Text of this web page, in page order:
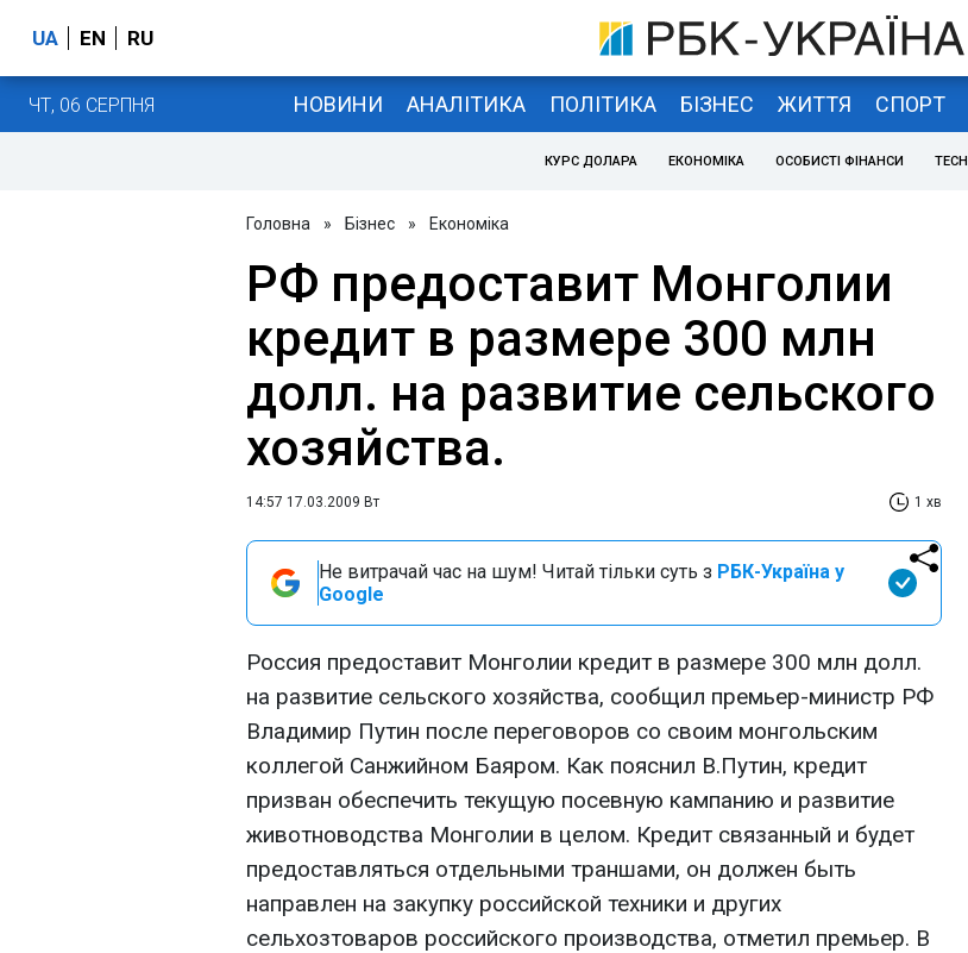
UA EN RU
ЧТ, 06 СЕРПНЯ НОВИНИ АНАЛІТИКА ПОЛІТИКА БІЗНЕС ЖИТТЯ СПОРТ
КУРС ДОЛАРА ЕКОНОМІКА ОСОБИСТІ ФІНАНСИ TECH
Головна » Бізнес » Економіка
РФ предоставит Монголии
кредит в размере 300 млн
долл. на развитие сельского
хозяйства.
14:57 17.03.2009 Вт 1 хв
Не витрачай час на шум! Читай тільки суть з РБК-Україна у
Google
Россия предоставит Монголии кредит в размере 300 млн долл.
на развитие сельского хозяйства, сообщил премьер-министр РФ
Владимир Путин после переговоров со своим монгольским
коллегой Санжийном Баяром. Как пояснил В.Путин, кредит
призван обеспечить текущую посевную кампанию и развитие
животноводства Монголии в целом. Кредит связанный и будет
предоставляться отдельными траншами, он должен быть
направлен на закупку российской техники и других
сельхозтоваров российского производства, отметил премьер. В